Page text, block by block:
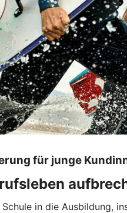
für junge
in die Ausbildung,